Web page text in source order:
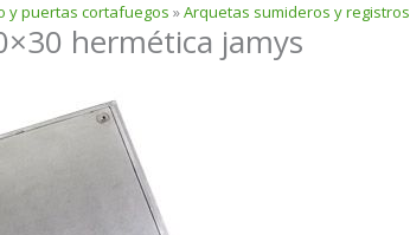
y puertas cortafuegos »Arquetas sumideros y registros
hermética jamys